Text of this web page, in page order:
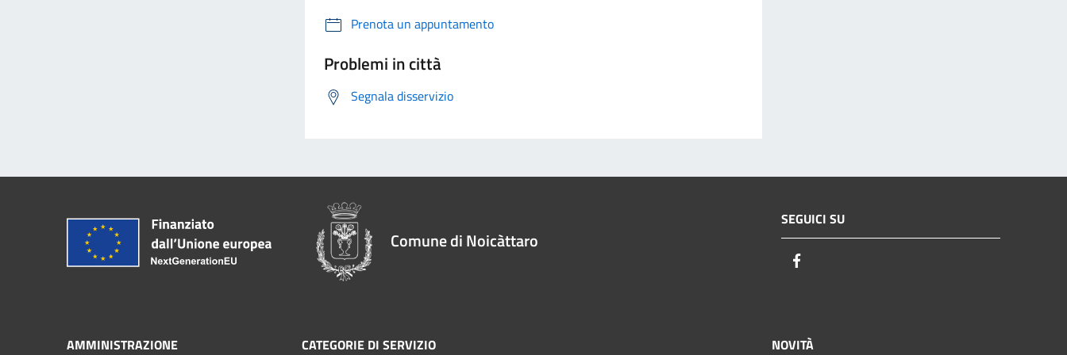
Prenota un appuntamento
Problemi in città
Segnala disservizio
Comune di Noicàttaro
SEGUICI SU
AMMINISTRAZIONE CATEGORIE DI SERVIZIO NOVITÀ